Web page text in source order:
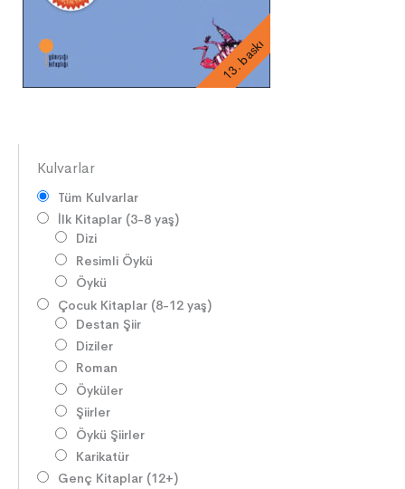
13. baskı
Kulvarlar
Tüm Kulvarlar
İlk Kitaplar (3-8 yaş)
Dizi
Resimli Öykü
Öykü
Çocuk Kitaplar (8-12 yaş)
Destan Şiir
Diziler
Roman
Öyküler
Şiirler
Öykü Şiirler
Karikatür
Genç Kitaplar (12+)